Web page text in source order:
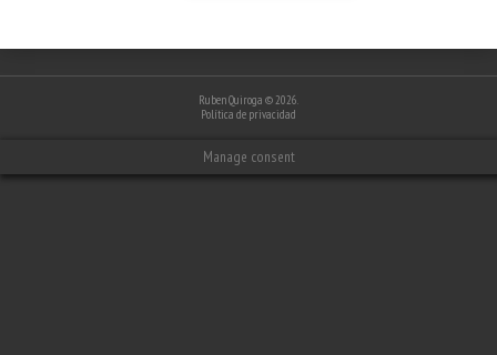
Ruben Quiroga © 2026.
Política de privacidad
Manage consent